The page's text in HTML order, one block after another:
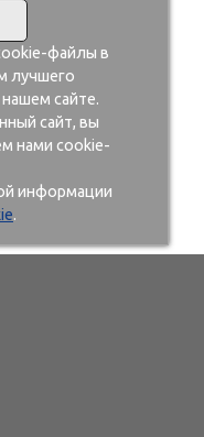
файлы в
лучшего
сайте.
сайт, вы
нами cookie-
информации
.